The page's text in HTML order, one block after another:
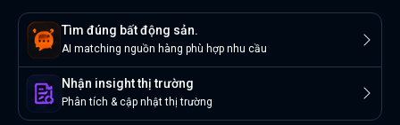
Tìm đúng bất động sản.
AI matching nguồn hàng phù hợp nhu cầu
Nhận insight thị trường
Phân tích & cập nhật thị trường